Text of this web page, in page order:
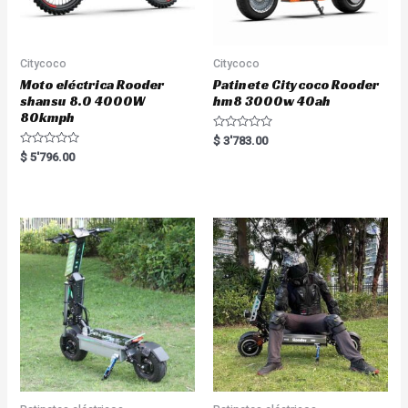
Citycoco
Moto eléctrica Rooder
shansu 8.0 4000W
80kmph
R
a
o
u
t
o
f
$ 5'796.00
Citycoco
Patinete Citycoco Rooder
hm8 3000w 40ah
R
a
t
o
f
5
$ 3'783.00